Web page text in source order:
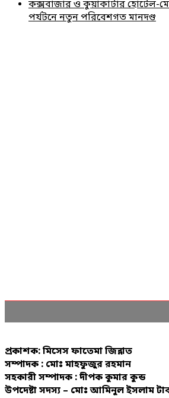
কক্সবাজার ও কুয়াকাটার হোটেল-
পর্যটনে নতুন পরিবেশগত মানদণ্ড
প্রকাশক: মিসেস ফাতেমা জিন্নাত
সম্পাদক : মোঃ মাহফুজুর রহমান
সহকারী সম্পাদক : দীপক কুমার কুন্ড
উপদেষ্টা সদস্য – মোঃ আমিনুল ইসলাম